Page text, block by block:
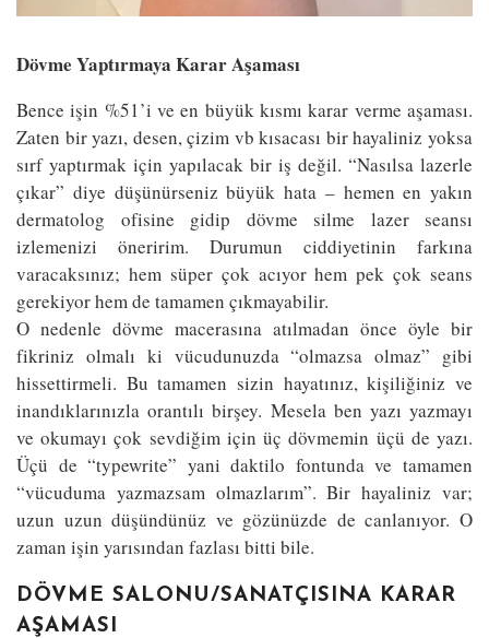
Dövme Yaptırmaya Karar Aşaması
Bence işin %51’i ve en büyük kısmı karar verme aşaması.
Zaten bir yazı, desen, çizim vb kısacası bir hayaliniz yoksa
sırf yaptırmak için yapılacak bir iş değil. “Nasılsa lazerle
çıkar” diye düşünürseniz büyük hata – hemen en yakın
dermatolog ofisine gidip dövme silme lazer seansı
izlemenizi öneririm. Durumun ciddiyetinin farkına
varacaksınız; hem süper çok acıyor hem pek çok seans
gerekiyor hem de tamamen çıkmayabilir.
O nedenle dövme macerasına atılmadan önce öyle bir
fikriniz olmalı ki vücudunuzda “olmazsa olmaz” gibi
hissettirmeli. Bu tamamen sizin hayatınız, kişiliğiniz ve
inandıklarınızla orantılı birşey. Mesela ben yazı yazmayı
ve okumayı çok sevdiğim için üç dövmemin üçü de yazı.
Üçü de “typewrite” yani daktilo fontunda ve tamamen
“vücuduma yazmazsam olmazlarım”. Bir hayaliniz var;
uzun uzun düşündünüz ve gözünüzde de canlanıyor. O
zaman işin yarısından fazlası bitti bile.
DÖVME SALONU/SANATÇISINA KARAR
AŞAMASI